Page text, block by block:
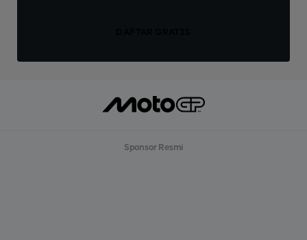
Sponsor Resmi